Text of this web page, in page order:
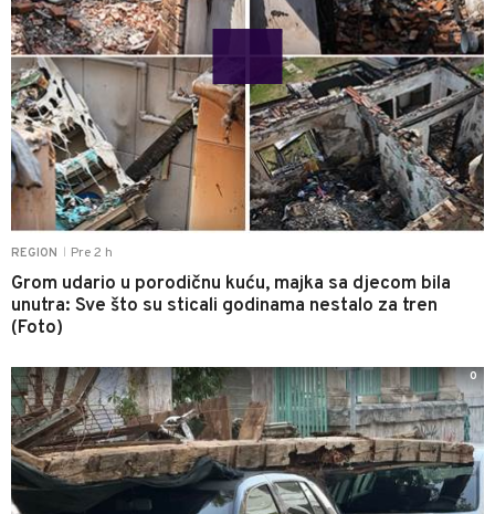
REGION Pre 2 h
Grom udario u porodičnu kuću, majka sa djecom bila
unutra: Sve što su sticali godinama nestalo za tren
(Foto)
0